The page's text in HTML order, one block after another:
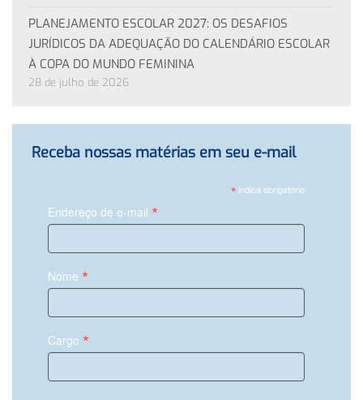
PLANEJAMENTO ESCOLAR 2027: OS DESAFIOS
JURÍDICOS DA ADEQUAÇÃO DO CALENDÁRIO ESCOLAR
À COPA DO MUNDO FEMININA
28 de julho de 2026
Receba nossas matérias em seu e-mail
*indica obrigatório
Endereço de e-mail *
Nome *
Cargo *